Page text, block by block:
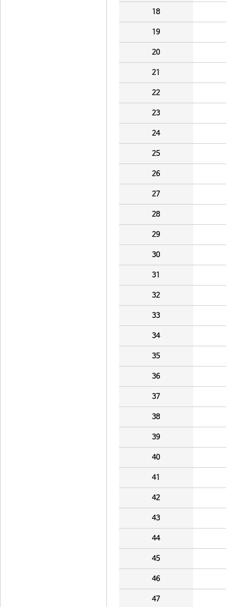
18
19
20
21
22
23
24
25
26
27
28
29
30
31
32
33
34
35
36
37
38
39
40
41
42
43
44
45
46
47